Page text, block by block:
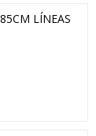
LÍNEAS